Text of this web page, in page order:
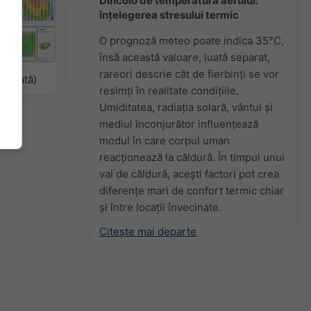
înțelegerea stresului termic
O prognoză meteo poate indica 35°C,
însă această valoare, luată separat,
rareori descrie cât de fierbinți se vor
resimți în realitate condițiile.
Umiditatea, radiația solară, vântul și
mediul înconjurător influențează
modul în care corpul uman
reacționează la căldură. În timpul unui
val de căldură, acești factori pot crea
diferențe mari de confort termic chiar
și între locații învecinate.
Citește mai departe